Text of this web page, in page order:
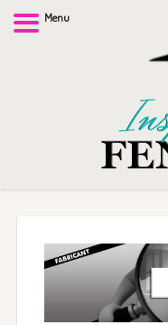
Menu